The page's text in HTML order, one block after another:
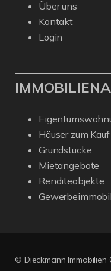
Über uns
Kontakt
Login
Häuser zum Kauf
Grundstücke
Mietangebote
Renditeobjekte
© Dieckmann Immobilien